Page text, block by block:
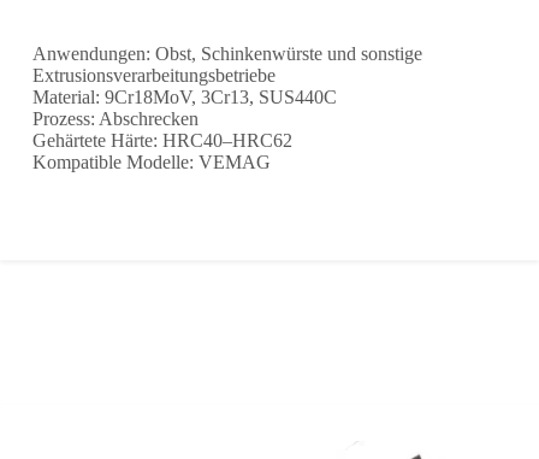
Anwendungen: Obst, Schinkenwürste und sonstige
Extrusionsverarbeitungsbetriebe
Material: 9Cr18MoV, 3Cr13, SUS440C
Prozess: Abschrecken
Gehärtete Härte: HRC40–HRC62
Kompatible Modelle: VEMAG